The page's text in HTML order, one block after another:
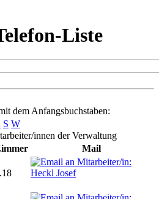
Liste
dem Anfangsbuchstaben:
S W
innen der Verwaltung
Mail